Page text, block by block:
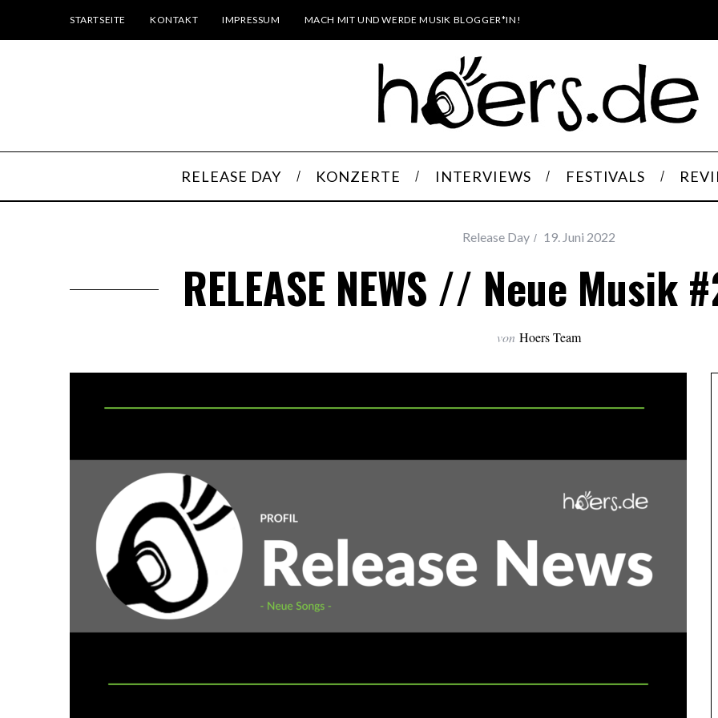
STARTSEITE KONTAKT IMPRESSUM MACH MIT UND WERDE MUSIK BLOGGER*IN!
RELEASE DAY KONZERTE INTERVIEWS FESTIVALS
Release Day 19. Juni 2022
RELEASE NEWS // Neue
von Hoers Team